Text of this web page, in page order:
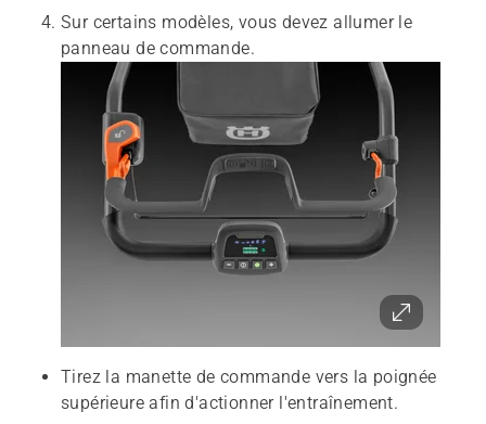
Sur certains modèles, vous devez allumer le
panneau de commande.
Tirez la manette de commande vers la poignée
supérieure afin d'actionner l'entraînement.